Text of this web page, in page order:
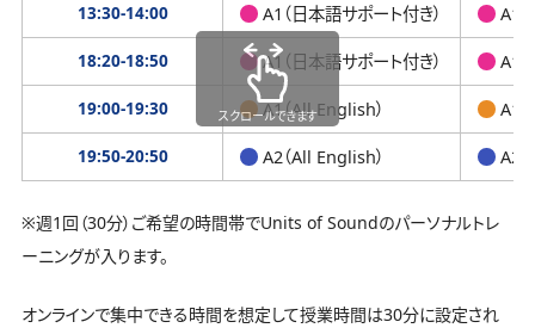
13:30-14:00 A1（日本語サポート付き） A1
18:20-18:50 A1（日本語サポート付き） A1
19:00-19:30 A1（All English） A1
19:50-20:50 A2（All English） A2
スクロールできます
※週1回（30分）ご希望の時間帯でUnits of Soundのパーソナルトレ
ーニングが入ります。
オンラインで集中できる時間を想定して授業時間は30分に設定され